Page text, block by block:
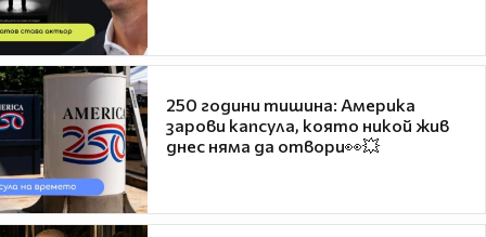
250 години тишина: Америка
зарови капсула, която никой жив
днес няма да отвори👀💥